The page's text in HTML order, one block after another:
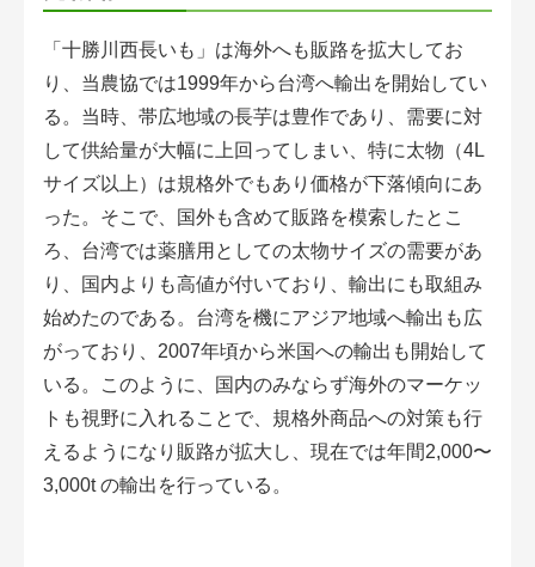
「十勝川西長いも」は海外へも販路を拡大してお
り、当農協では1999年から台湾へ輸出を開始してい
る。当時、帯広地域の長芋は豊作であり、需要に対
して供給量が大幅に上回ってしまい、特に太物（4L
サイズ以上）は規格外でもあり価格が下落傾向にあ
った。そこで、国外も含めて販路を模索したとこ
ろ、台湾では薬膳用としての太物サイズの需要があ
り、国内よりも高値が付いており、輸出にも取組み
始めたのである。台湾を機にアジア地域へ輸出も広
がっており、2007年頃から米国への輸出も開始して
いる。このように、国内のみならず海外のマーケッ
トも視野に入れることで、規格外商品への対策も行
えるようになり販路が拡大し、現在では年間2,000〜
3,000t の輸出を行っている。